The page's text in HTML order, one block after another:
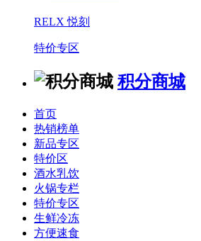
RELX 悦刻
特价专区
积分商城
首页
热销榜单
新品专区
特价区
酒水乳饮
火锅专栏
特价专区
生鲜冷冻
方便速食